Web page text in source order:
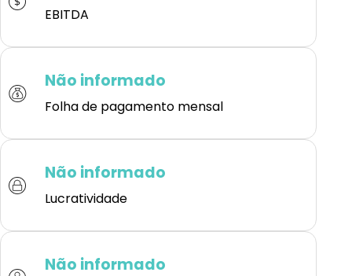
EBITDA
Não informado
Folha de pagamento mensal
Não informado
Lucratividade
Não informado